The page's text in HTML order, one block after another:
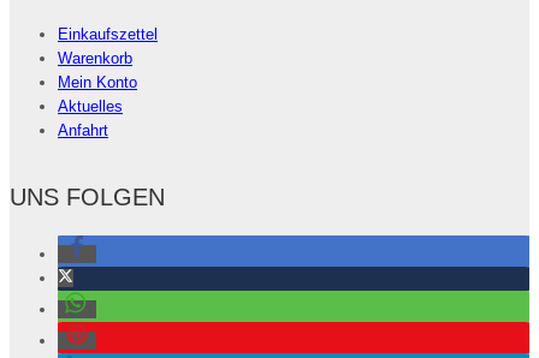
Einkaufszettel
Warenkorb
Mein Konto
Aktuelles
Anfahrt
UNS FOLGEN